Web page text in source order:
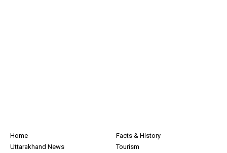
Home
Facts & History
Uttarakhand News
Tourism